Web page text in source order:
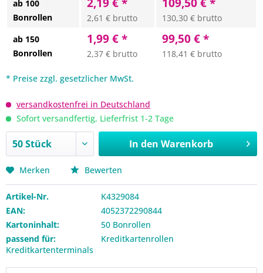
ab 100
Bonrollen
2,61 € brutto
130,30 € brutto
ab 150
Bonrollen
1,99 € *
2,37 € brutto
99,50 € *
118,41 € brutto
* Preise zzgl. gesetzlicher MwSt.
versandkostenfrei in Deutschland
Sofort versandfertig, Lieferfrist 1-2 Tage
In den Warenkorb
Merken Bewerten
Artikel-Nr.
K4329084
EAN:
4052372290844
Kartoninhalt:
50 Bonrollen
passend für:
Kreditkartenrollen
Kreditkartenterminals